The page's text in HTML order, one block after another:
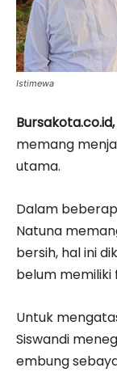
Istimewa
memang
utama.
Dalam
Natuna
bersih, hal ini
belum memiliki
Untuk
Siswandi
embung